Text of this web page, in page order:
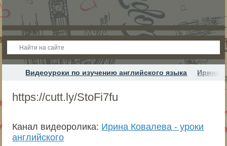
Видеоуроки по изучению английского языка Ирина
https://cutt.ly/StoFi7fu
Канал видеоролика: Ирина Ковалева - уроки
английского